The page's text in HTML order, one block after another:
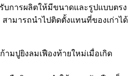
บการผลิตให้มีขนาดและรูปแบบตรง
ามารถนำไปติดตั้งแทนที่ของเก่าได้
ามปูยิงลมเฟืองท้ายใหม่เมื่อเกิด